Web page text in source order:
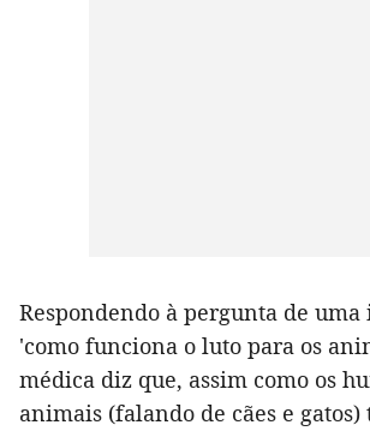
Respondendo à pergunta de
'como funciona o luto para os
médica diz que, assim como os
animais (falando de cães e gatos)